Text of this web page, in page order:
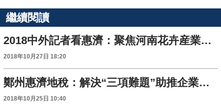
繼續閱讀
2018中外記者看惠濟：聚焦河南花卉産業蓬勃發展
2018年10月27日 18:20
鄭州惠濟地稅：解決“三項難題”助推企業發展
2018年10月25日 10:40